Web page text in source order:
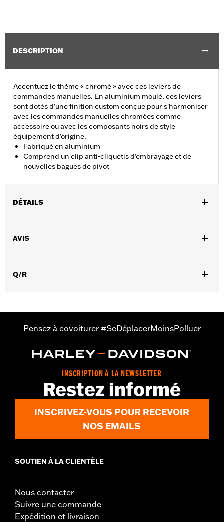
DESCRIPTION
Accentuez le thème « chromé » avec ces leviers de
commandes manuelles. En aluminium moulé, ces leviers
sont dotés d'une finition custom conçue pour s'harmoniser
avec les commandes manuelles chromées comme
accessoire ou avec les composants noirs de style
équipement d'origine.
Fabriqué en aluminium
Comprend un clip anti-cliquetis d'embrayage et de
nouvelles bagues de pivot
DÉTAILS
Instructions d’installation
Dans la boîte:
AVIS
Q/R
Pensez à covoiturer #SeDéplacerMoinsPolluer
INSCRIPTION À LA NEWSLETTER
Restez informé
INSCRIVEZ-VOUS POUR RECEVOIR
NOS EMAILS
SOUTIEN À LA CLIENTÈLE
Nous contacter
Suivre une commande
Expédition et livraison